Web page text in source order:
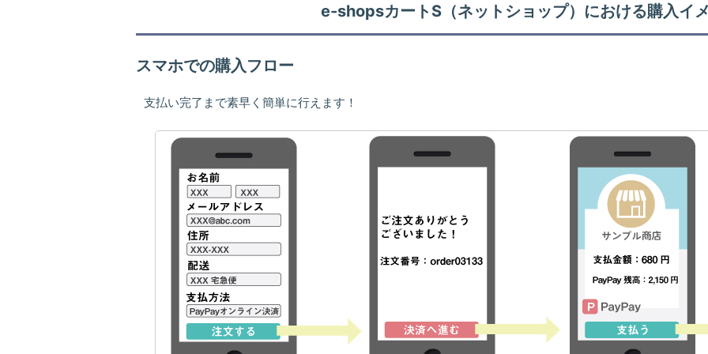
e-shopsカートS（ネットショップ）における購入イ
スマホでの購入フロー
支払い完了まで素早く簡単に行えます！